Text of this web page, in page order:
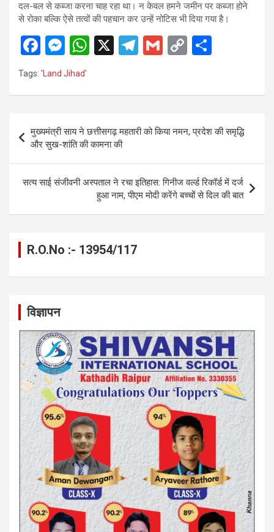
दल-बल से कब्जा करना चाह रहा था। न केवल हमने जमीन पर कब्जा होने
से रोका बल्कि ऐसे तत्वों की पहचान कर उन्हें नोटिस भी दिया गया है।
F
a
o
o
k
M
es
g
er
W
A
p
p
X
T
a
G
C
n
k
Tags: 'Land Jihad'
navigation
मुख्यमंत्री साय ने छत्तीसगढ़ महतारी को किया नमन, प्रदेश की समृद्धि
और सुख-शांति की कामना की
सत्य साई संजीवनी अस्पताल ने रचा इतिहास: गिनीज वर्ल्ड रिकॉर्ड में दर्ज
हुआ नाम, पीएम मोदी करेंगे बच्चों से दिल की बात
R.O.No :- 13954/117
विज्ञापन